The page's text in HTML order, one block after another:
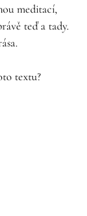
meditací,
teď a tady.
textu?